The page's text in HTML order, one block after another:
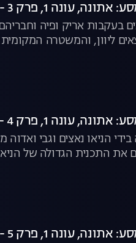
עונה 1, פרק 3 - המרוץ לחיים
בעקבות אריק ופיה
ליוון, והמשטרה
עונה 1, פרק 4 - מזימות גדולות
בידי הניאו נאצים וגבי
את התכנית הגדולה של
עונה 1, פרק 5 - בין 2 אבות